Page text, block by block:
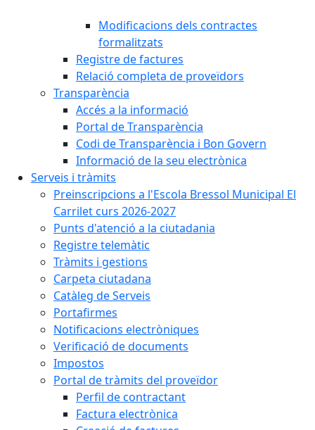
Modificacions dels contractes
formalitzats
Registre de factures
Relació completa de proveïdors
Transparència
Accés a la informació
Portal de Transparència
Codi de Transparència i Bon Govern
Informació de la seu electrònica
Serveis i tràmits
Preinscripcions a l'Escola Bressol Municipal El
Carrilet curs 2026-2027
Punts d'atenció a la ciutadania
Registre telemàtic
Tràmits i gestions
Carpeta ciutadana
Catàleg de Serveis
Portafirmes
Notificacions electròniques
Verificació de documents
Impostos
Portal de tràmits del proveïdor
Perfil de contractant
Factura electrònica